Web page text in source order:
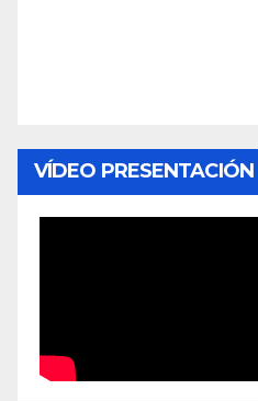
VÍDEO PRESENTACIÓN